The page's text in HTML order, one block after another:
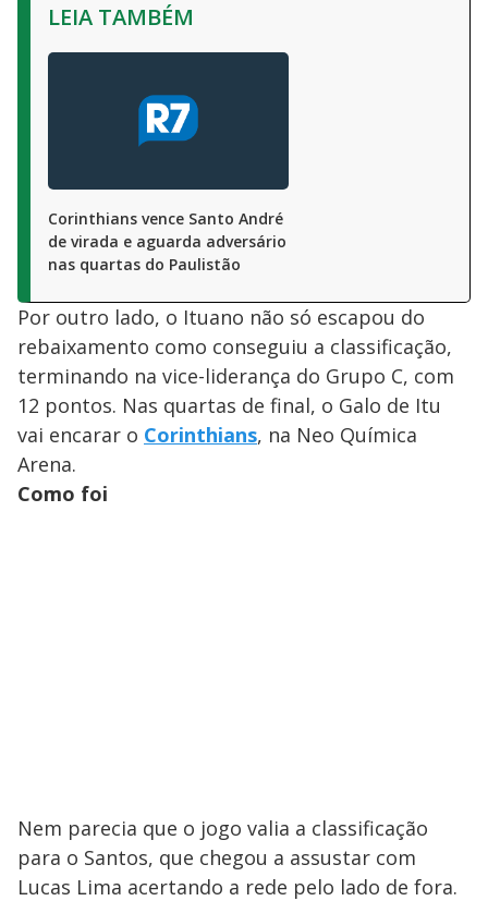
LEIA TAMBÉM
Corinthians vence Santo André
de virada e aguarda adversário
nas quartas do Paulistão
Por outro lado, o Ituano não só escapou do
rebaixamento como conseguiu a classificação,
terminando na vice-liderança do Grupo C, com
12 pontos. Nas quartas de final, o Galo de Itu
vai encarar o Corinthians, na Neo Química
Arena.
Como foi
Nem parecia que o jogo valia a classificação
para o Santos, que chegou a assustar com
Lucas Lima acertando a rede pelo lado de fora.